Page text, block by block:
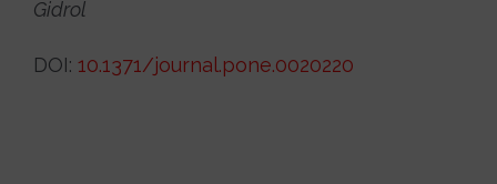
Gidrol
DOI: 10.1371/journal.pone.0020220